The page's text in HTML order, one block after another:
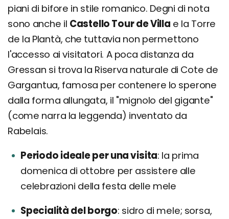
piani di bifore in stile romanico. Degni di nota
sono anche il Castello Tour de Villa e la Torre
de la Plantà, che tuttavia non permettono
l'accesso ai visitatori. A poca distanza da
Gressan si trova la Riserva naturale di Cote de
Gargantua, famosa per contenere lo sperone
dalla forma allungata, il "mignolo del gigante"
(come narra la leggenda) inventato da
Rabelais.
Periodo ideale per una visita la prima
domenica di ottobre per assistere alle
celebrazioni della festa delle mele
Specialità del borgo sidro di mele; sorsa,